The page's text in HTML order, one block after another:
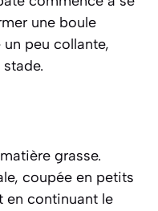
une boule
peu collante,
grasse.
coupée en petits
en continuant le